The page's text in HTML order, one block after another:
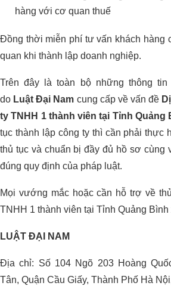
hàng với cơ quan thuế
Đồng thời miễn phí tư vấn khách hàng
quan khi thành lập doanh nghiệp.
Trên đây là toàn bộ những thông
do Luật Đại Nam cung cấp về vấn đề
ty TNHH 1 thành viên tại Tỉnh Quảng
tục thành lập công ty thì cần phải thực
thủ tục và chuẩn bị đầy đủ hồ sơ cùng
đúng quy định của pháp luật.
Mọi vướng mắc hoặc cần hỗ trợ về
TNHH 1 thành viên tại Tỉnh Quảng Bình
LUẬT ĐẠI NAM
Địa chỉ: Số 104 Ngõ 203 Hoàng
Tân, Quận Cầu Giấy, Thành Phố Hà